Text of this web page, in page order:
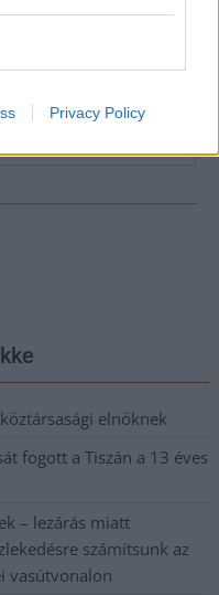
Privacy Policy
elnöknek
fogott a Tiszán a 13 éves
– lezárás miatt
számítsunk az
vasútvonalon